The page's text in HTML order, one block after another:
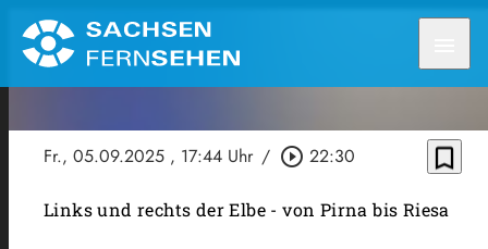
Fr., 05.09.2025 , 17:44 Uhr / play_circle_outline 22:30 bookmark_border
Links und rechts der Elbe - von Pirna bis Riesa